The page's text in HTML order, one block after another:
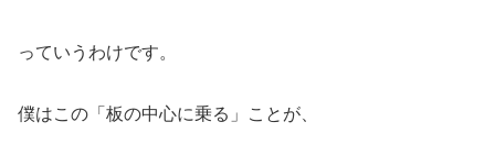
っていうわけです。
僕はこの「板の中心に乗る」ことが、